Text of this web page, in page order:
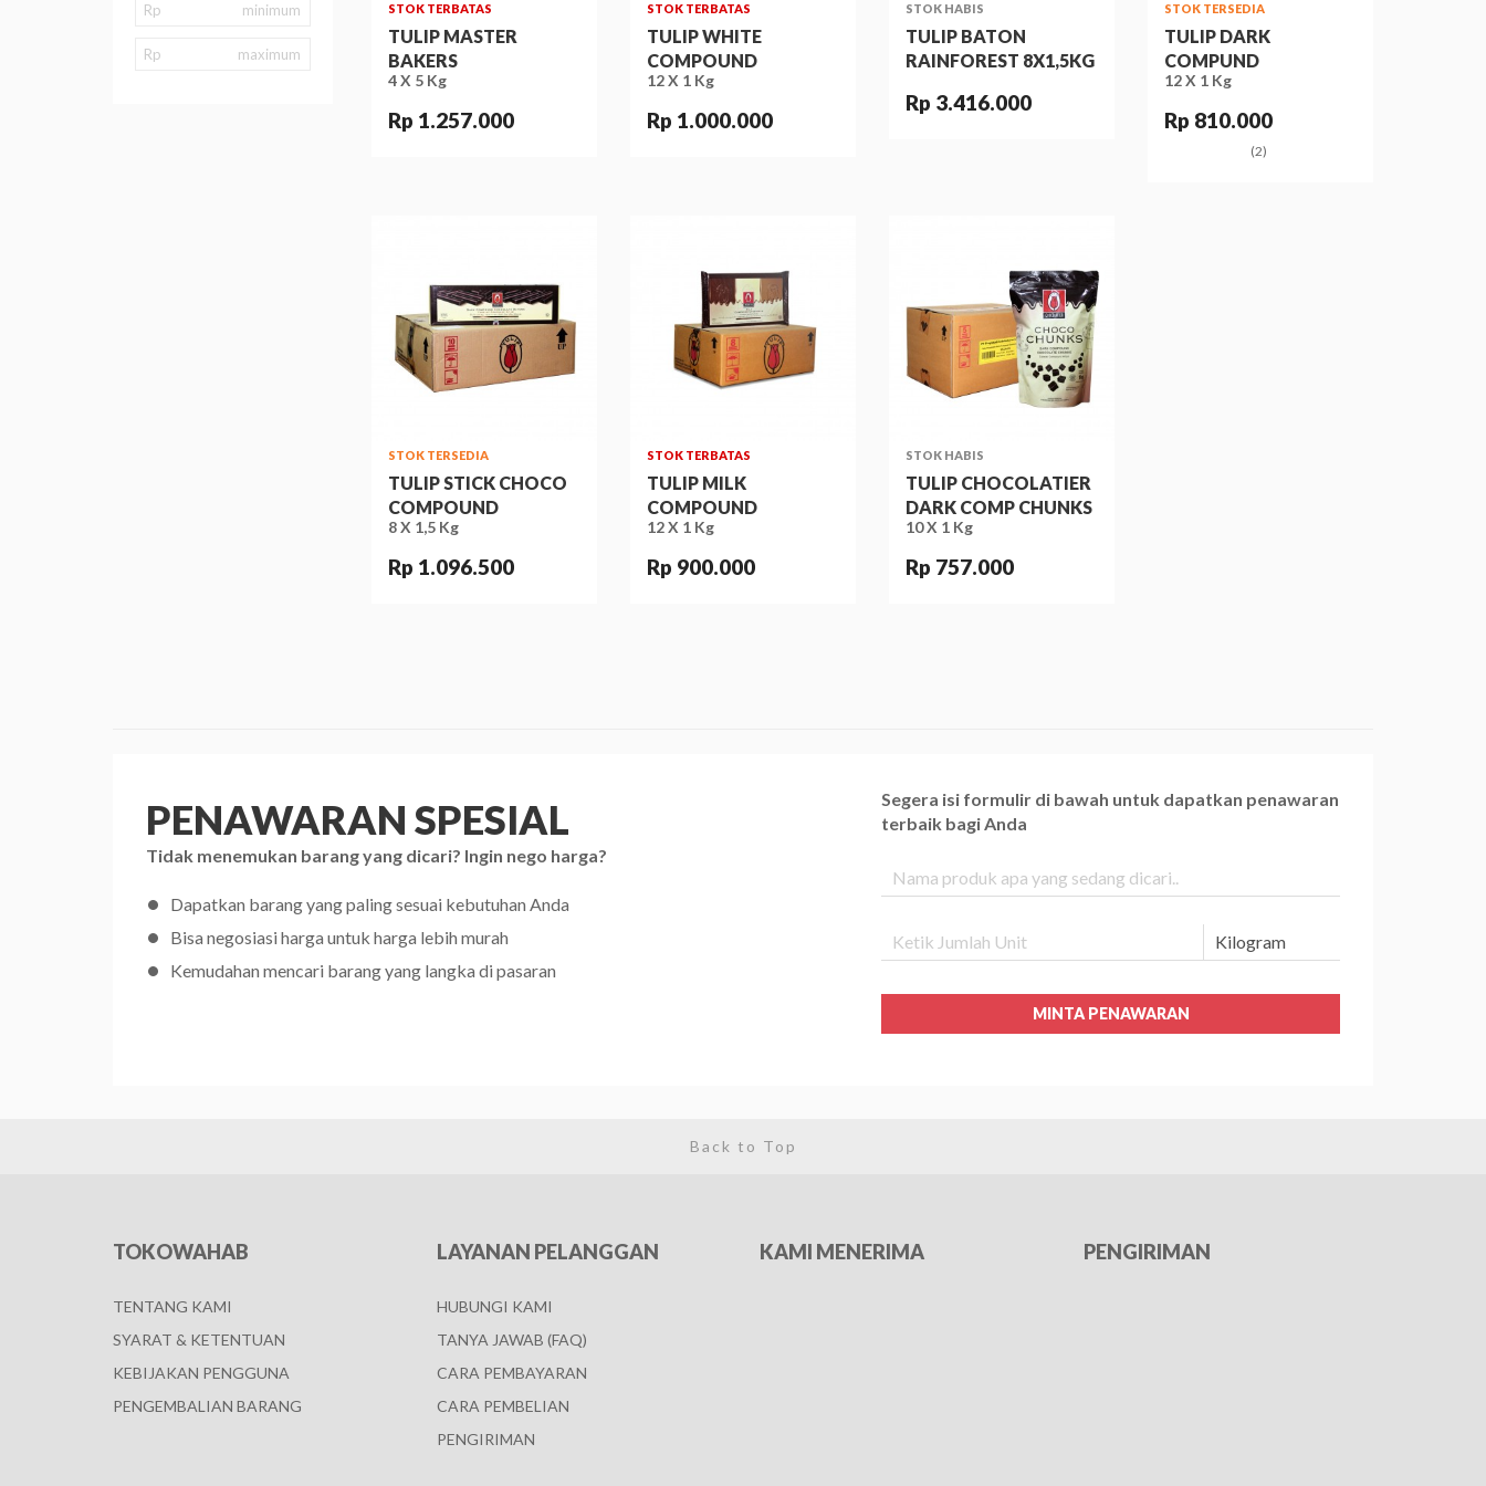
Rp
Rp
STOK TERBATAS
TULIP MASTER
BAKERS
4 X 5 Kg
Rp 1.257.000
STOK TERBATAS
TULIP WHITE
COMPOUND
12 X 1 Kg
Rp 1.000.000
STOK HABIS
TULIP BATON
RAINFOREST 8X1,5KG
Rp 3.416.000
STOK TERSEDIA
TULIP DARK
COMPUND
12 X 1 Kg
Rp 810.000
(2)
STOK TERSEDIA
TULIP STICK CHOCO
COMPOUND
8 X 1,5 Kg
Rp 1.096.500
STOK TERBATAS
TULIP MILK
COMPOUND
12 X 1 Kg
Rp 900.000
STOK HABIS
TULIP CHOCOLATIER
DARK COMP CHUNKS
10 X 1 Kg
Rp 757.000
PENAWARAN SPESIAL
Tidak menemukan barang yang dicari? Ingin nego harga?
Dapatkan barang yang paling sesuai kebutuhan Anda
Bisa negosiasi harga untuk harga lebih murah
Kemudahan mencari barang yang langka di pasaran
Segera isi formulir di bawah untuk dapatkan penawaran
terbaik bagi Anda
MINTA PENAWARAN
Back to Top
TOKOWAHAB
TENTANG KAMI
SYARAT & KETENTUAN
KEBIJAKAN PENGGUNA
PENGEMBALIAN BARANG
LAYANAN PELANGGAN
HUBUNGI KAMI
TANYA JAWAB (FAQ)
CARA PEMBAYARAN
CARA PEMBELIAN
PENGIRIMAN
KAMI MENERIMA PENGIRIMAN